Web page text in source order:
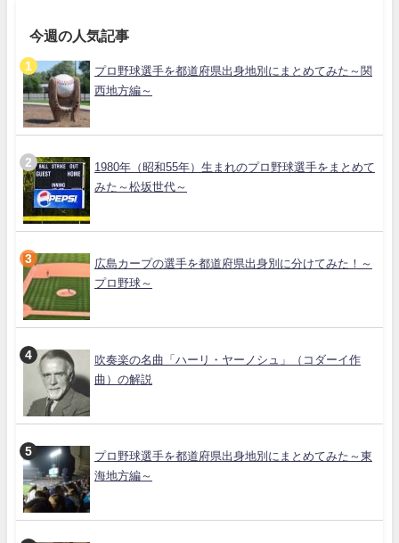
今週の人気記事
プロ野球選手を都道府県出身地別にまとめてみた～関
西地方編～
1980年（昭和55年）生まれのプロ野球選手をまとめて
みた～松坂世代～
広島カープの選手を都道府県出身別に分けてみた！～
プロ野球～
吹奏楽の名曲「ハーリ・ヤーノシュ」（コダーイ作
曲）の解説
プロ野球選手を都道府県出身地別にまとめてみた～東
海地方編～